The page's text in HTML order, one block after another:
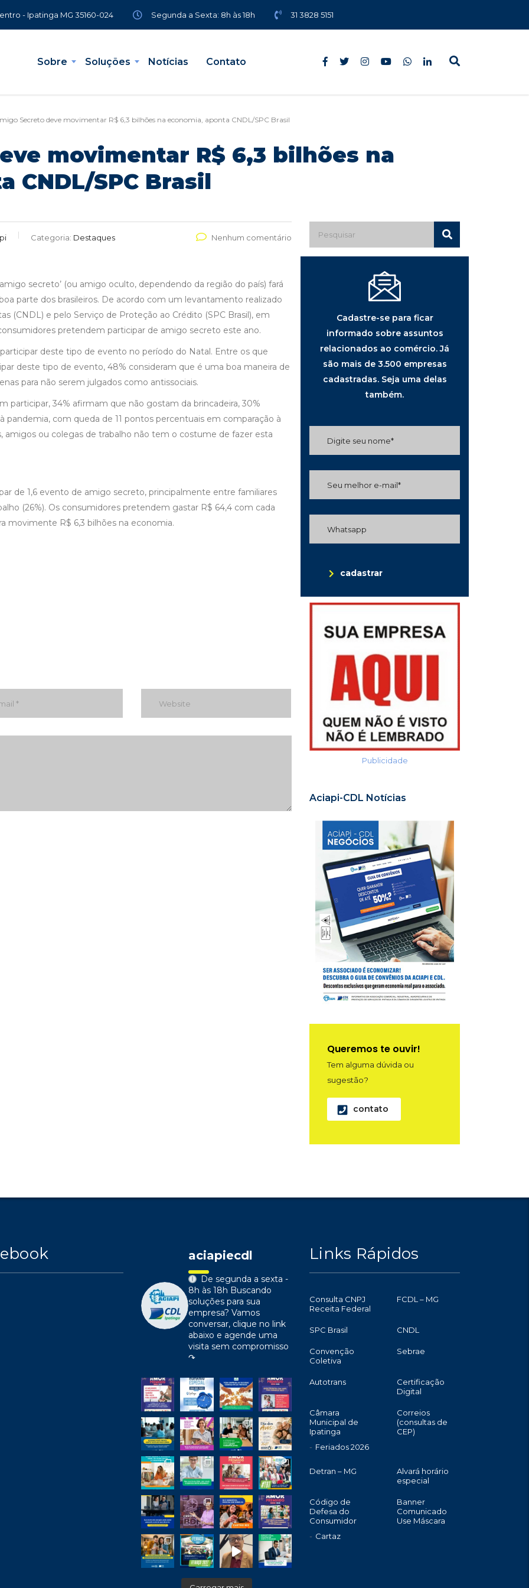
- Ipatinga MG 35160-024 Segunda a Sexta: 8h às 18h 31 3828 5151
Sobre Soluções Notícias Contato
Secreto deve movimentar R$ 6,3 bilhões na economia, aponta CNDL/SPC Brasil
movimentar R$ 6,3 bilhões na
CNDL/SPC Brasil
Categoria: Destaques Nenhum comentário
secreto’ (ou amigo oculto, dependendo da região do país) fará
parte dos brasileiros. De acordo com um levantamento realizado
(CNDL) e pelo Serviço de Proteção ao Crédito (SPC Brasil), em
pretendem participar de amigo secreto este ano.
deste tipo de evento no período do Natal. Entre os que
deste tipo de evento, 48% consideram que é uma boa maneira de
para não serem julgados como antissociais.
participar, 34% afirmam que não gostam da brincadeira, 30%
pandemia, com queda de 11 pontos percentuais em comparação à
amigos ou colegas de trabalho não tem o costume de fazer esta
de 1,6 evento de amigo secreto, principalmente entre familiares
(26%). Os consumidores pretendem gastar R$ 64,4 com cada
movimente R$ 6,3 bilhões na economia.
Cadastre-se para ficar
informado sobre assuntos
relacionados ao comércio. Já
são mais de 3.500 empresas
cadastradas. Seja uma delas
também.
cadastrar
Publicidade
Aciapi-CDL Notícias
Queremos te ouvir!
Tem alguma dúvida ou
sugestão?
contato
aciapiecdl
De segunda a sexta -
8h às 18h Buscando
soluções para sua
empresa? Vamos
conversar, clique no link
abaixo e agende uma
visita sem compromisso
↷
Links Rápidos
Consulta CNPJ
Receita Federal
FCDL – MG
SPC Brasil CNDL
Convenção
Coletiva
Sebrae
Autotrans
Certificação
Digital
Câmara
Municipal de
Ipatinga
Feriados 2026
Correios
(consultas de
CEP)
Detran – MG
Alvará horário
especial
Código de
Defesa do
Consumidor
Cartaz
Banner
Comunicado
Use Máscara